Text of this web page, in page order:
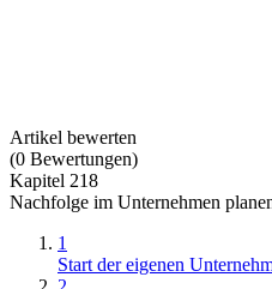
Artikel bewerten
(0 Bewertungen)
Kapitel 218
Nachfolge im Unternehmen
1
Start der eigenen